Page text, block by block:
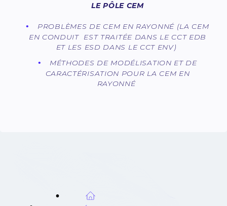
LE PÔLE CEM
PROBLÈMES DE CEM EN RAYONNÉ (LA CEM
EN CONDUIT EST TRAITÉE DANS LE CCT EDB
ET LES ESD DANS LE CCT ENV)
MÉTHODES DE MODÉLISATION ET DE
CARACTÉRISATION POUR LA CEM EN
RAYONNÉ